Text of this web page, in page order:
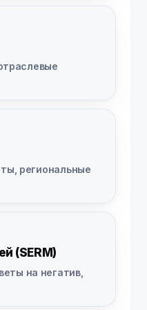
региональные
(SERM)
на негатив,